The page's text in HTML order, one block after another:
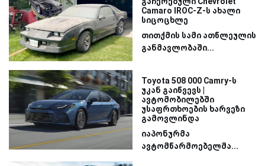
Camaro IROC-Z-ს ახალი
სიცოცხლე
თითქმის სამი ათწლეულის
განმავლობაში...
Toyota 508 000 Camry-ს
უკან გაიწვევს |
ავტომობილებში
უსაფრთხოების ხარვეზი
გამოვლინდა
იაპონურმა
ავტომწარმოებელმა...